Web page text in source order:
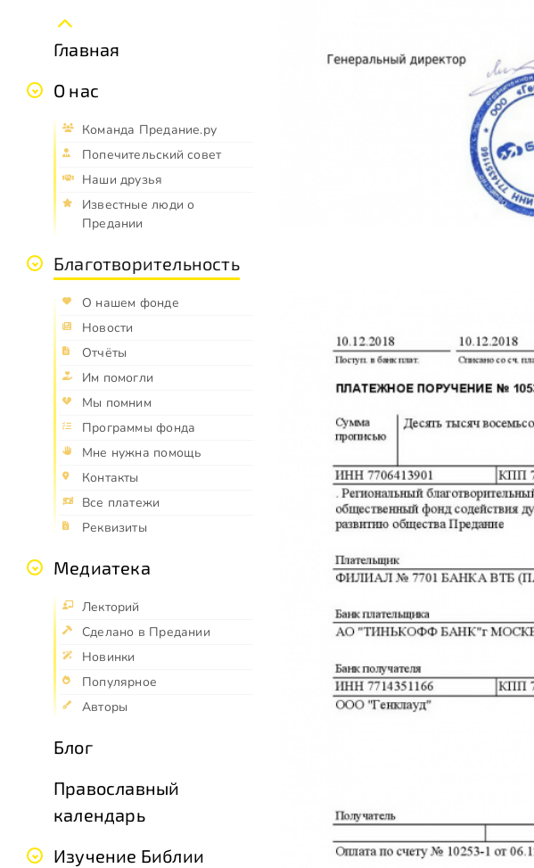
Главная
О нас
Команда Предание.ру
Попечительский совет
Наши друзья
Известные люди о
Предании
Благотворительность
О нашем фонде
Новости
Отчёты
Им помогли
Мы помним
Программы фонда
Мне нужна помощь
Контакты
Все платежи
Реквизиты
Медиатека
Лекторий
Сделано в Предании
Новинки
Популярное
Авторы
Блог
Православный
календарь
Изучение Библии